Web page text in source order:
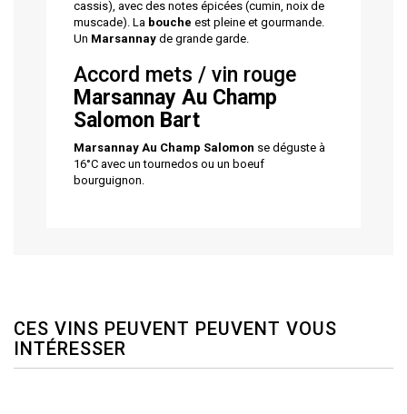
cassis), avec des notes épicées (cumin, noix de
muscade). La bouche est pleine et gourmande.
Un Marsannayde grande garde.
Accord mets / vin rouge
Marsannay Au Champ
Salomon Bart
Marsannay Au Champ Salomon se déguste à
16°C avec un tournedos ou un boeuf
bourguignon.
CES VINS PEUVENT PEUVENT VOUS
INTÉRESSER